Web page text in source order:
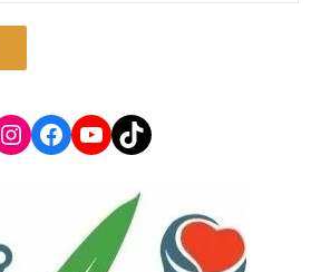
Instagram
Facebook
YouTube
TikTok